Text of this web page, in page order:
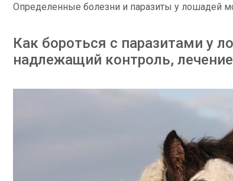
Определенные болезни и паразиты у лошадей
Как бороться с паразитами у
надлежащий контроль,